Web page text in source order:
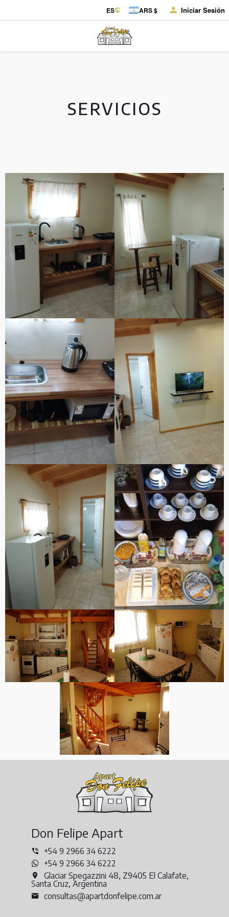
ES ARS $ Iniciar Sesión
SERVICIOS
Don Felipe Apart
+54 9 2966 34 6222
+54 9 2966 34 6222
Glaciar Spegazzini 48, Z9405 El Calafate,
Santa Cruz, Argentina
consultas@apartdonfelipe.com.ar